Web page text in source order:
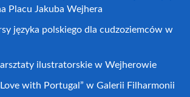
Placu Jakuba Wejhera
języka polskiego dla cudzoziemców w
ilustratorskie w Wejherowie
with Portugal” w Galerii Filharmonii